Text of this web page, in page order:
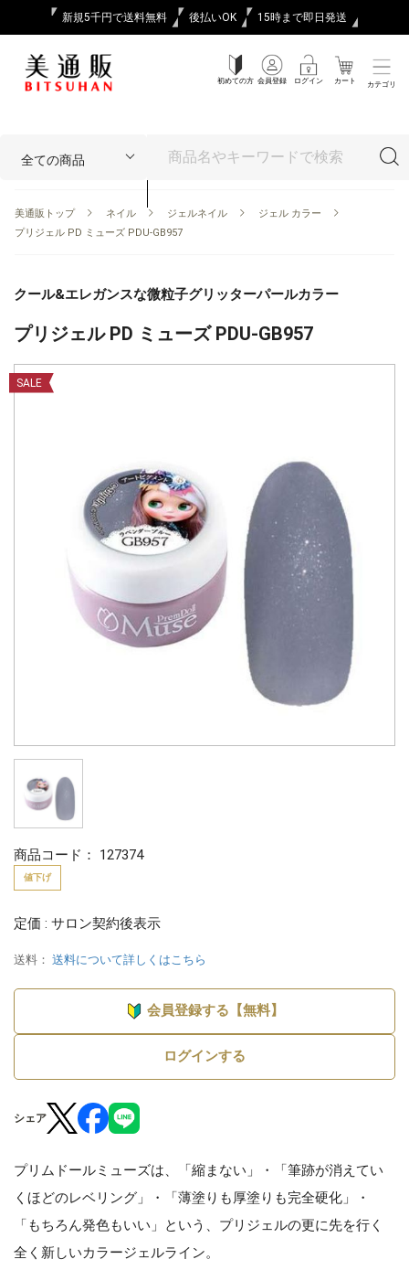
新規5千円で送料無料 後払いOK 15時まで即日発送
初めての方 会員登録 ログイン カート カテゴリ
美通販トップ ネイル ジェルネイル
ジェル カラー
プリジェル PD ミューズ PDU-GB957
クール&エレガンスな微粒子グリッターパールカラー
プリジェル PD ミューズ PDU-GB957
SALE
商品コード： 127374
値下げ
定価 : サロン契約後表示
送料： 送料について詳しくはこちら
会員登録する【無料】
ログインする
シェア
プリムドールミューズは、「縮まない」・「筆跡が消えてい
くほどのレベリング」・「薄塗りも厚塗りも完全硬化」・
「もちろん発色もいい」という、プリジェルの更に先を行く
全く新しいカラージェルライン。